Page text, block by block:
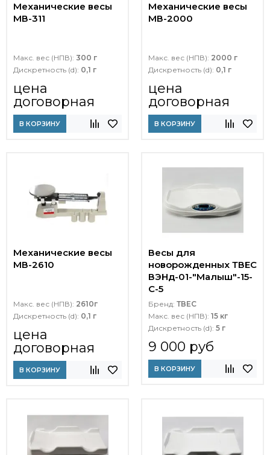
Механические весы
МВ-311
Макс. вес (НПВ): 300 г
Дискретность (d): 0,1 г
цена
договорная
В КОРЗИНУ
Механические весы
МВ-2000
Макс. вес (НПВ): 2000 г
Дискретность (d): 0,1 г
цена
договорная
В КОРЗИНУ
Механические весы
МВ-2610
Макс. вес (НПВ): 2610г
Дискретность (d): 0,1 г
цена
договорная
В КОРЗИНУ
Весы для
новорожденных ТВЕС
ВЭНд-01-"Малыш"-15-
С-5
Бренд: ТВЕС
Макс. вес (НПВ): 15 кг
Дискретность (d): 5 г
9 000 руб
В КОРЗИНУ